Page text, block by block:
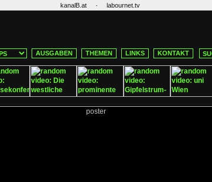
kanalB.at · labournet.tv
AUSGABEN THEMEN LINKS KONTAKT